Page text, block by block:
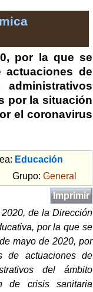
por la que se
actuaciones de
administrativos
por la situación
el coronavirus
Educación
Grupo: General
Imprimir
de la Dirección
por la que se
mayo de 2020, por
de actuaciones de
del ámbito
de crisis sanitaria